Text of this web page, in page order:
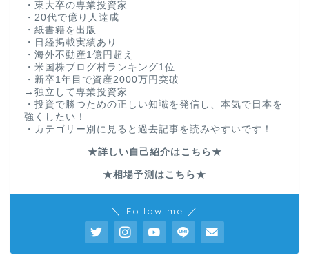
・東大卒の専業投資家
・20代で億り人達成
・紙書籍を出版
・日経掲載実績あり
・海外不動産1億円超え
・米国株ブログ村ランキング1位
・新卒1年目で資産2000万円突破
→独立して専業投資家
・投資で勝つための正しい知識を発信し、本気で日本を
強くしたい！
・カテゴリー別に見ると過去記事を読みやすいです！
★詳しい自己紹介はこちら★
★相場予測はこちら★
＼ Follow me ／